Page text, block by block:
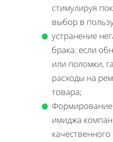
стимулируя
выбор в
устранение
брака: если
или поломки,
расходы на
товара;
имиджа